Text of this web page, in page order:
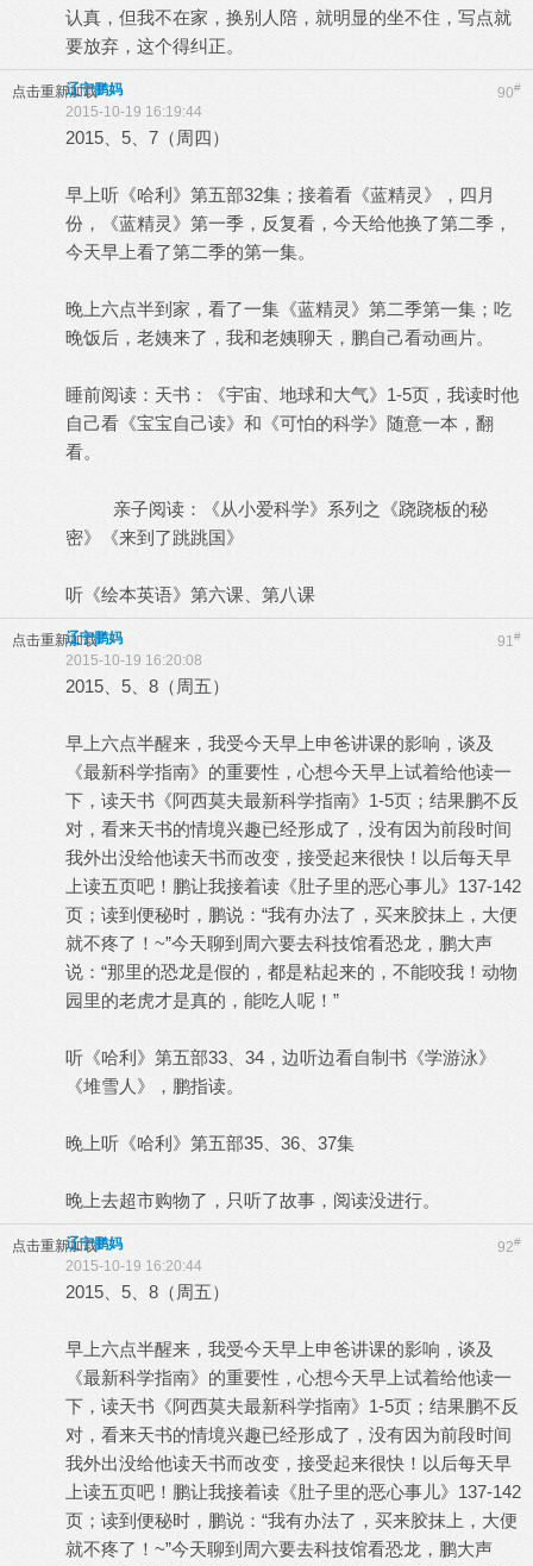
认真，但我不在家，换别人陪，就明显的坐不住，写点就
要放弃，这个得纠正。
点击重新加载 90#
辽宁鹏妈
2015-10-19 16:19:44
2015、5、7（周四）
早上听《哈利》第五部32集；接着看《蓝精灵》，四月
份，《蓝精灵》第一季，反复看，今天给他换了第二季，
今天早上看了第二季的第一集。
晚上六点半到家，看了一集《蓝精灵》第二季第一集；吃
晚饭后，老姨来了，我和老姨聊天，鹏自己看动画片。
睡前阅读：天书：《宇宙、地球和大气》1-5页，我读时他
自己看《宝宝自己读》和《可怕的科学》随意一本，翻
看。
亲子阅读：《从小爱科学》系列之《跷跷板的秘
密》《来到了跳跳国》
听《绘本英语》第六课、第八课
点击重新加载 91#
辽宁鹏妈
2015-10-19 16:20:08
2015、5、8（周五）
早上六点半醒来，我受今天早上申爸讲课的影响，谈及
《最新科学指南》的重要性，心想今天早上试着给他读一
下，读天书《阿西莫夫最新科学指南》1-5页；结果鹏不反
对，看来天书的情境兴趣已经形成了，没有因为前段时间
我外出没给他读天书而改变，接受起来很快！以后每天早
上读五页吧！鹏让我接着读《肚子里的恶心事儿》137-142
页；读到便秘时，鹏说：“我有办法了，买来胶抹上，大便
就不疼了！~”今天聊到周六要去科技馆看恐龙，鹏大声
说：“那里的恐龙是假的，都是粘起来的，不能咬我！动物
园里的老虎才是真的，能吃人呢！”
听《哈利》第五部33、34，边听边看自制书《学游泳》
《堆雪人》，鹏指读。
晚上听《哈利》第五部35、36、37集
晚上去超市购物了，只听了故事，阅读没进行。
点击重新加载 92#
辽宁鹏妈
2015-10-19 16:20:44
2015、5、8（周五）
早上六点半醒来，我受今天早上申爸讲课的影响，谈及
《最新科学指南》的重要性，心想今天早上试着给他读一
下，读天书《阿西莫夫最新科学指南》1-5页；结果鹏不反
对，看来天书的情境兴趣已经形成了，没有因为前段时间
我外出没给他读天书而改变，接受起来很快！以后每天早
上读五页吧！鹏让我接着读《肚子里的恶心事儿》137-142
页；读到便秘时，鹏说：“我有办法了，买来胶抹上，大便
就不疼了！~”今天聊到周六要去科技馆看恐龙，鹏大声